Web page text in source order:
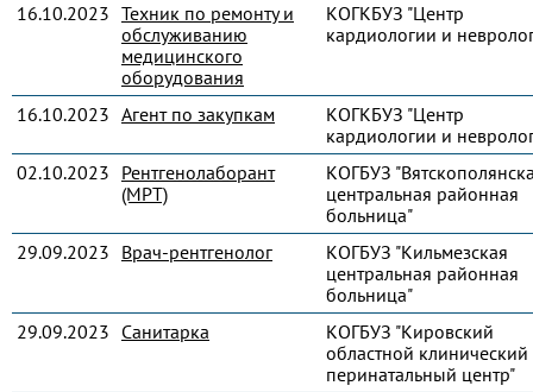
16.10.2023 Техник по ремонту и
обслуживанию
медицинского
оборудования
КОГКБУЗ "Центр
кардиологии и
16.10.2023 Агент по закупкам
КОГКБУЗ "Центр
кардиологии и
02.10.2023 Рентгенолаборант
(МРТ)
КОГБУЗ
центральная районная
больница"
29.09.2023 Врач-рентгенолог
КОГБУЗ "Кильмезская
центральная районная
больница"
29.09.2023 Санитарка
КОГБУЗ "Кировский
областной клинический
перинатальный центр"